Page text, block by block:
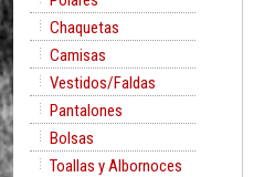
Chaquetas
Camisas
Vestidos/Faldas
Pantalones
Bolsas
Toallas y Albornoces